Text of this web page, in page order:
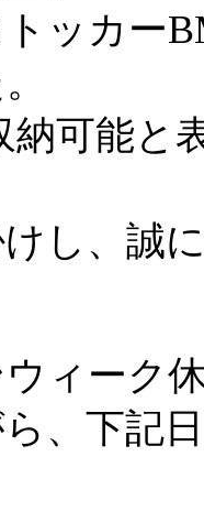
トッカー
納可能と
し、誠
ウィーク
、下記